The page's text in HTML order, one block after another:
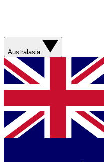
Australasia